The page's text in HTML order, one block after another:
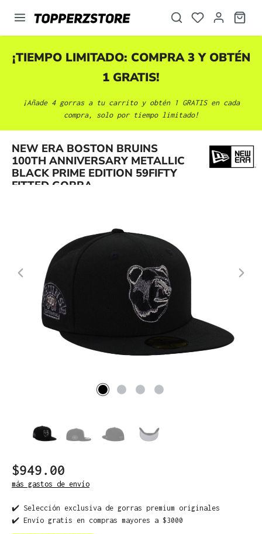
principal
¡TIEMPO LIMITADO: COMPRA 3 Y OBTÉN
1 GRATIS!
¡Añade 4 gorras a tu carrito y obtén 1 GRATIS en cada
compra, solo por tiempo limitado!
NEW ERA BOSTON BRUINS
100TH ANNIVERSARY METALLIC
BLACK PRIME EDITION 59FIFTY
FITTED GORRA
Omitir galería de imágenes
$949.00
más gastos de envío
✔️ Selección exclusiva de gorras premium originales
✔️ Envío gratis en compras mayores a $3000